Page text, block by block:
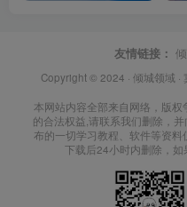
友情链接：
Copyright © 2024 · 倾城领域 ·
本网站内容全部来自网络，版
的合法权益,请联系我们删除，
布的一切学习教程、软件等资
下载后24小时内删除，如